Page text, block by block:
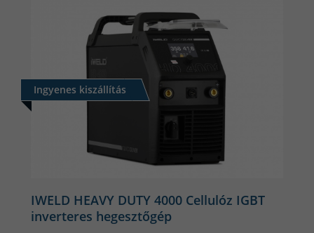
Ingyenes kiszállítás
IWELD HEAVY DUTY 4000 Cellulóz IGBT
inverteres hegesztőgép